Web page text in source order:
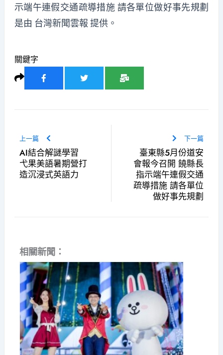
示端午連假交通疏導措施 請各單位做好事先規劃
是由 台灣新聞雲報 提供。
關鍵字
上一篇
AI結合解謎學習
弋果美語暑期營打
造沉浸式英語力
下一篇
臺東縣5月份道安
會報今召開 饒縣長
指示端午連假交通
疏導措施 請各單位
做好事先規劃
相關新聞：